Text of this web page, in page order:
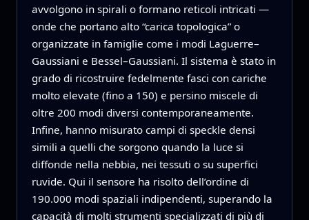
avvolgono in spirali o formano reticoli intricati —
onde che portano alto “carica topologica” o
organizzate in famiglie come i modi Laguerre–
Gaussiani e Bessel–Gaussiani. Il sistema è stato in
grado di ricostruire fedelmente fasci con cariche
molto elevate (fino a 150) e persino miscele di
oltre 200 modi diversi contemporaneamente.
Infine, hanno misurato campi di speckle densi
simili a quelli che sorgono quando la luce si
diffonde nella nebbia, nei tessuti o su superfici
ruvide. Qui il sensore ha risolto dell’ordine di
190.000 modi spaziali indipendenti, superando la
capacità di molti strumenti specializzati di più di